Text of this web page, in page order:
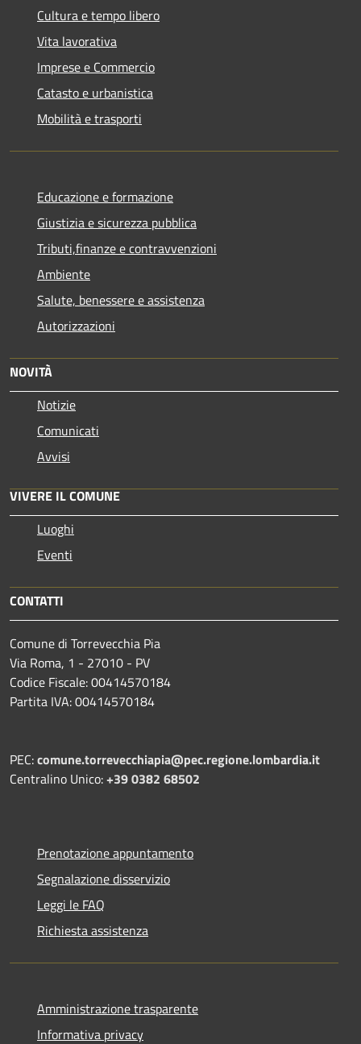
Cultura e tempo libero
Vita lavorativa
Imprese e Commercio
Catasto e urbanistica
Mobilità e trasporti
Educazione e formazione
Giustizia e sicurezza pubblica
Tributi,finanze e contravvenzioni
Ambiente
Salute, benessere e assistenza
Autorizzazioni
NOVITÀ
Notizie
Comunicati
Avvisi
VIVERE IL COMUNE
Luoghi
Eventi
CONTATTI
Comune di Torrevecchia Pia
Via Roma, 1 - 27010 - PV
Codice Fiscale: 00414570184
Partita IVA: 00414570184
PEC:comune.torrevecchiapia@pec.regione.lombardia.it
Centralino Unico:+39 0382 68502
Prenotazione appuntamento
Segnalazione disservizio
Leggi le FAQ
Richiesta assistenza
Amministrazione trasparente
Informativa privacy